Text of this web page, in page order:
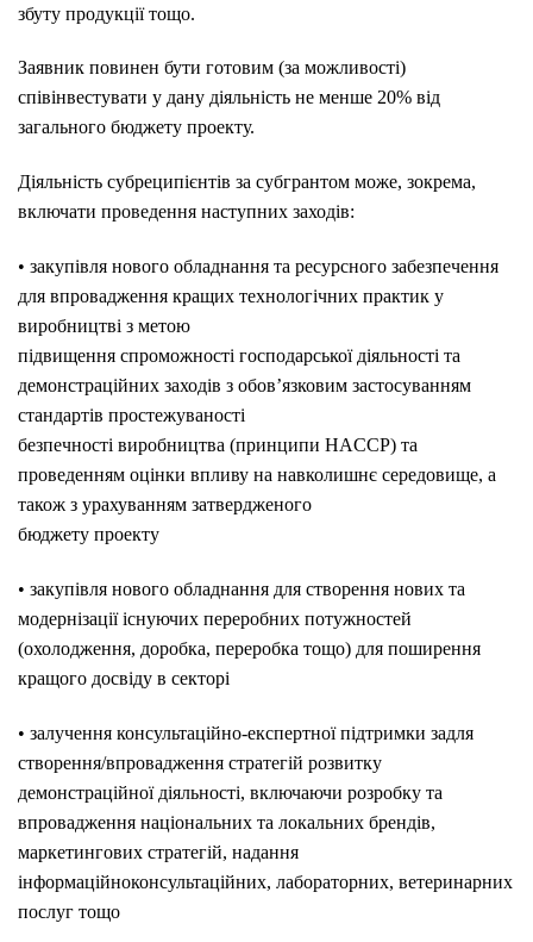
збуту продукції тощо.
Заявник повинен бути готовим (за можливості)
співінвестувати у дану діяльність не менше 20% від
загального бюджету проекту.
Діяльність субреципієнтів за субгрантом може, зокрема,
включати проведення наступних заходів:
• закупівля нового обладнання та ресурсного забезпечення
для впровадження кращих технологічних практик у
виробництві з метою
підвищення спроможності господарської діяльності та
демонстраційних заходів з обов’язковим застосуванням
стандартів простежуваності
безпечності виробництва (принципи HACCP) та
проведенням оцінки впливу на навколишнє середовище, а
також з урахуванням затвердженого
бюджету проекту
• закупівля нового обладнання для створення нових та
модернізації існуючих переробних потужностей
(охолодження, доробка, переробка тощо) для поширення
кращого досвіду в секторі
• залучення консультаційно-експертної підтримки задля
створення/впровадження стратегій розвитку
демонстраційної діяльності, включаючи розробку та
впровадження національних та локальних брендів,
маркетингових стратегій, надання
інформаційноконсультаційних, лабораторних, ветеринарних
послуг тощо